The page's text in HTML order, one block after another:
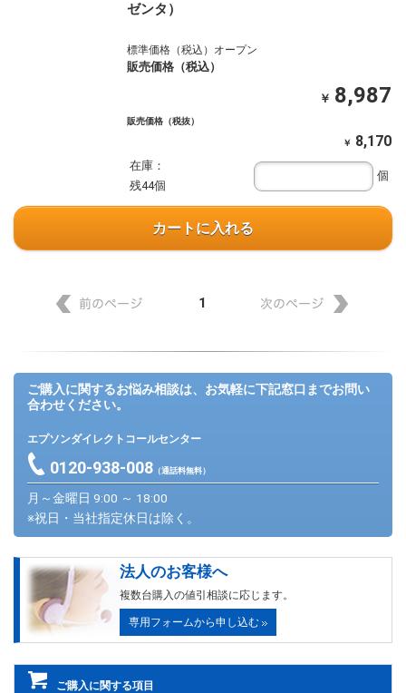
ゼンタ）
標準価格（税込）オープン
販売価格（税込）
￥ 8,987
販売価格（税抜）
￥ 8,170
在庫：
残44個
個
カートに入れる
1
ご購入に関するお悩み相談は、お気軽に下記窓口までお問い
合わせください。
エプソンダイレクトコールセンター
0120-938-008（通話料無料）
月～金曜日 9:00 ～ 18:00
※祝日・当社指定休日は除く。
法人のお客様へ
複数台購入の値引相談に応じます。
専用フォームから申し込む
ご購入に関する項目